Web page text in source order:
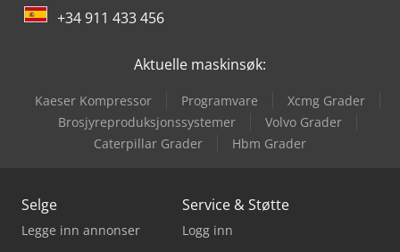
+34 911 433 456
Aktuelle maskinsøk:
Kaeser Kompressor Programvare
Xcmg Grader
Brosjyreproduksjonssystemer
Volvo Grader
Caterpillar Grader
Hbm Grader
Selge
Legge inn annonser
Service & Støtte
Logg inn